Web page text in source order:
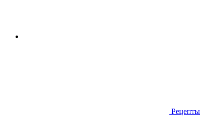
Рецепты